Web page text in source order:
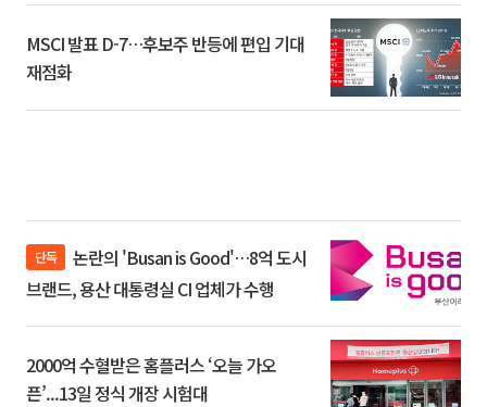
MSCI 발표 D-7…후보주 반등에 편입 기대
재점화
단독
브랜드, 용산 대통령실 CI 업체가 수행
2000억 수혈받은 홈플러스 ‘오늘 가오
픈’...13일 정식 개장 시험대